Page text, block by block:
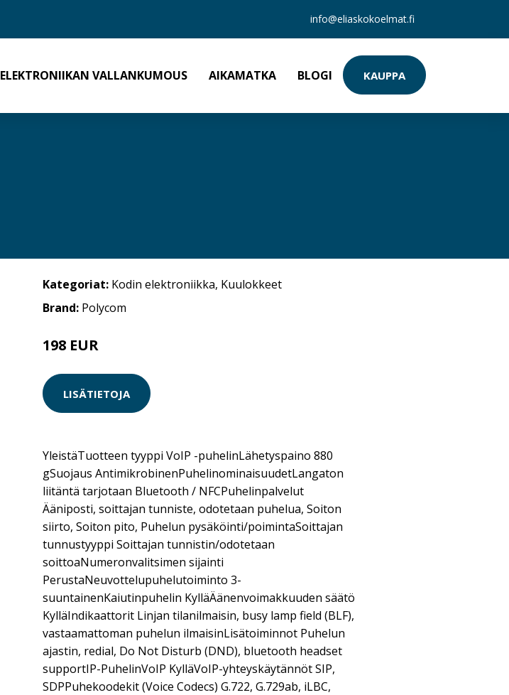
info@eliaskokoelmat.fi
ELEKTRONIIKAN VALLANKUMOUS AIKAMATKA BLOGI KAUPPA
Kategoriat: Kodin elektroniikka, Kuulokkeet
Brand: Polycom
198 EUR
LISÄTIETOJA
YleistäTuotteen tyyppi VoIP -puhelinLähetyspaino 880
gSuojaus AntimikrobinenPuhelinominaisuudetLangaton
liitäntä tarjotaan Bluetooth / NFCPuhelinpalvelut
Ääniposti, soittajan tunniste, odotetaan puhelua, Soiton
siirto, Soiton pito, Puhelun pysäköinti/poimintaSoittajan
tunnustyyppi Soittajan tunnistin/odotetaan
soittoaNumeronvalitsimen sijainti
PerustaNeuvottelupuhelutoiminto 3-
suuntainenKaiutinpuhelin KylläÄänenvoimakkuuden säätö
KylläIndikaattorit Linjan tilanilmaisin, busy lamp field (BLF),
vastaamattoman puhelun ilmaisinLisätoiminnot Puhelun
ajastin, redial, Do Not Disturb (DND), bluetooth headset
supportIP-PuhelinVoIP KylläVoIP-yhteyskäytännöt SIP,
SDPPuhekoodekit (Voice Codecs) G.722, G.729ab, iLBC,